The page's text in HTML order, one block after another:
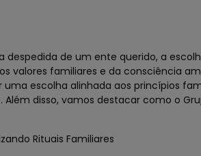
despedida de um ente querido, a
valores familiares e da consciência
escolha alinhada aos princípios
Além disso, vamos destacar como o
Rituais Familiares